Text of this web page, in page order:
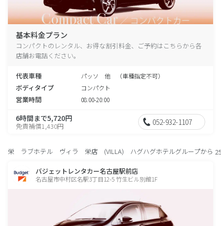
基本料金プラン
コンパクトのレンタル、お得な割引料金、ご予約はこちらから各
店舗お電話ください。
代表車種 パッソ 他 （車種指定不可）
ボディタイプ コンパクト
営業時間 08:00-20:00
6時間まで5,720円
免責補償1,430円 052-932-1107
栄 ラブホテル ヴィラ 栄店 (VILLA) ハグハグホテルグループから
バジェットレンタカー名古屋駅前店
名古屋市中村区名駅3丁目12-5 竹生ビル別館1F